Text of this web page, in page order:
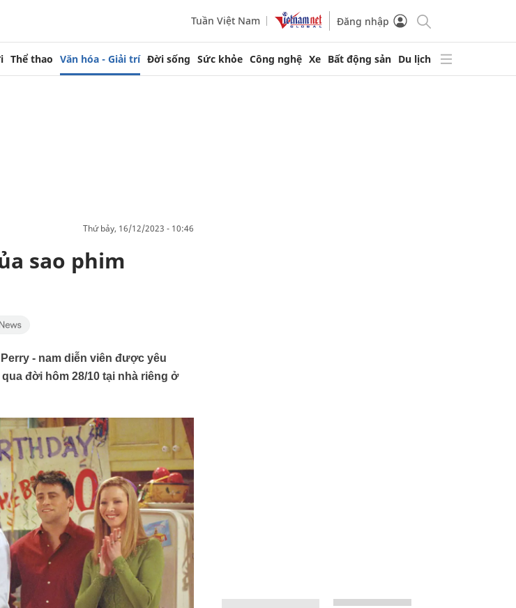
Tuần Việt Nam Đăng nhập
Thể thao Văn hóa - Giải trí Đời sống Sức khỏe Công nghệ Xe Bất động sản Du lịch
thứ bảy, 16/12/2023 - 10:46
sao phim
- nam diễn viên được yêu
đời hôm 28/10 tại nhà riêng ở